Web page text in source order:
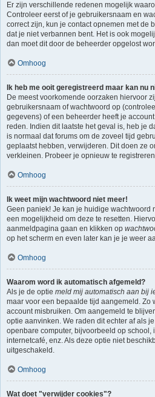
Er zijn verschillende redenen mogelijk
Controleer eerst of je gebruikersnaam en
correct zijn, kun je contact opnemen met de
dat je niet verbannen bent. Het is ook
dan moet dit door de beheerder opgelost
Omhoog
Ik heb me ooit geregistreerd maar kan nu
De meest voorkomende oorzaken hiervoor
gebruikersnaam of wachtwoord op
gegevens) of een beheerder heeft je
reden. Indien dit laatste het geval is, heb je
is normaal dat forums om de zoveel tijd
geplaatst hebben, verwijderen. Dit doen ze
verkleinen. Probeer je opnieuw te
Omhoog
Ik weet mijn wachtwoord niet meer!
Geen paniek! Je kan je huidige wachtwoord
een mogelijkheid om deze te resetten.
aanmeldpagina gaan en klikken op
op het scherm en even later kan je je weer
Omhoog
Waarom word ik automatisch afgemeld?
Als je de optie meld mij automatisch aan bij
maar voor een bepaalde tijd aangemeld. Zo
account misbruiken. Om aangemeld te
optie aanvinken. We raden dit echter af als
openbare computer, bijvoorbeeld op school,
internetcafé, enz. Als deze optie niet
uitgeschakeld.
Omhoog
Wat doet "verwijder cookies"?